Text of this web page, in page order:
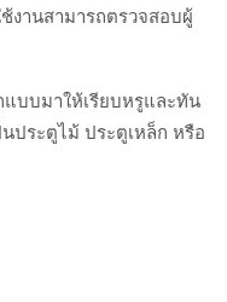
งานสามารถตรวจสอบผู้
แบบมาให้เรียบหรูและทัน
ประตูไม้ ประตูเหล็ก หรือ